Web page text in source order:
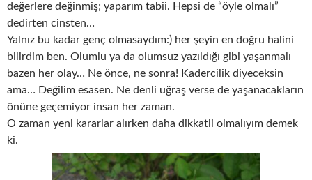
değerlere değinmiş; yaparım tabii. Hepsi de “öyle olmalı”
dedirten cinsten…
Yalnız bu kadar genç olmasaydım:) her şeyin en doğru halini
bilirdim ben. Olumlu ya da olumsuz yazıldığı gibi yaşanmalı
bazen her olay… Ne önce, ne sonra! Kadercilik diyeceksin
ama… Değilim esasen. Ne denli uğraş verse de yaşanacakların
önüne geçemiyor insan her zaman.
O zaman yeni kararlar alırken daha dikkatli olmalıyım demek
ki.